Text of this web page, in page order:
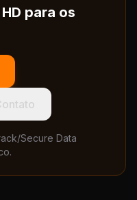
para os
Secure Data